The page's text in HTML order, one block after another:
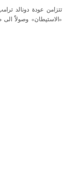
تتزامن عودة دونالد
«الاستيطان» وصولاً الى